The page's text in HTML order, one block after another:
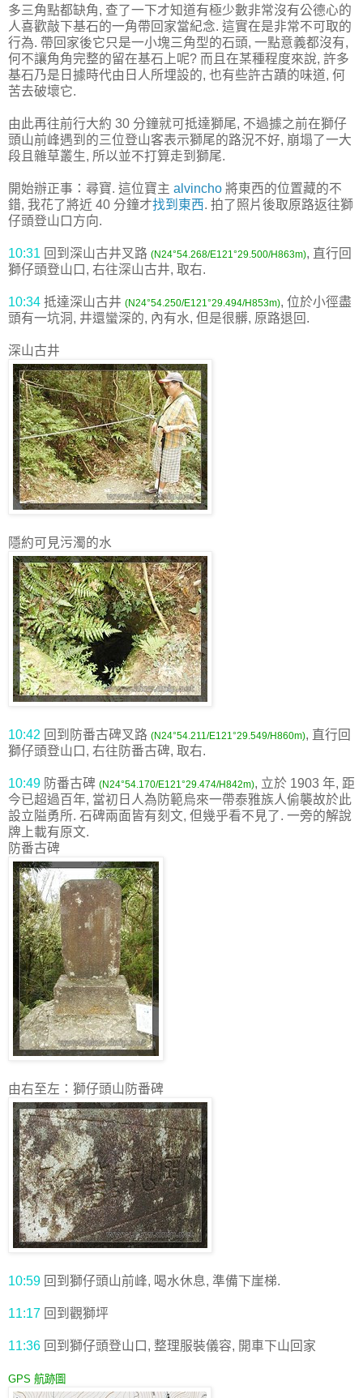
多三角點都缺角, 查了一下才知道有極少數非常沒有公德心的
人喜歡敲下基石的一角帶回家當紀念. 這實在是非常不可取的
行為. 帶回家後它只是一小塊三角型的石頭, 一點意義都沒有,
何不讓角角完整的留在基石上呢? 而且在某種程度來說, 許多
基石乃是日據時代由日人所埋設的, 也有些許古蹟的味道, 何
苦去破壞它.
由此再往前行大約 30 分鐘就可抵達獅尾, 不過據之前在獅仔
頭山前峰遇到的三位登山客表示獅尾的路況不好, 崩塌了一大
段且雜草叢生, 所以並不打算走到獅尾.
開始辦正事：尋寶. 這位寶主 alvincho 將東西的位置藏的不
錯, 我花了將近 40 分鐘才找到東西. 拍了照片後取原路返往獅
仔頭登山口方向.
10:31 回到深山古井叉路 (N24°54.268/E121°29.500/H863m), 直行回
獅仔頭登山口, 右往深山古井, 取右.
10:34 抵達深山古井 (N24°54.250/E121°29.494/H853m), 位於小徑盡
頭有一坑洞, 井還蠻深的, 內有水, 但是很髒, 原路退回.
深山古井
隱約可見污濁的水
10:42 回到防番古碑叉路 (N24°54.211/E121°29.549/H860m), 直行回
獅仔頭登山口, 右往防番古碑, 取右.
10:49 防番古碑 (N24°54.170/E121°29.474/H842m), 立於 1903 年, 距
今已超過百年, 當初日人為防範烏來一帶泰雅族人偷襲故於此
設立隘勇所. 石碑兩面皆有刻文, 但幾乎看不見了. 一旁的解說
牌上載有原文.
防番古碑
由右至左：獅仔頭山防番碑
10:59 回到獅仔頭山前峰, 喝水休息, 準備下崖梯.
11:17 回到觀獅坪
11:36 回到獅仔頭登山口, 整理服裝儀容, 開車下山回家
GPS 航跡圖